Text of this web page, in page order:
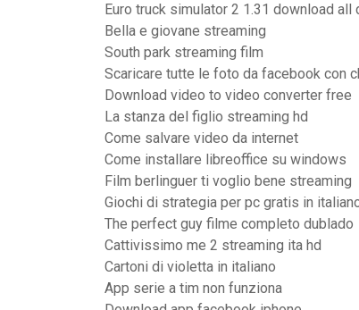
Euro truck simulator 2 1.31 download all
Bella e giovane streaming
South park streaming film
Scaricare tutte le foto da facebook con
Download video to video converter free
La stanza del figlio streaming hd
Come salvare video da internet
Come installare libreoffice su windows
Film berlinguer ti voglio bene streaming
Giochi di strategia per pc gratis in
The perfect guy filme completo dublado
Cattivissimo me 2 streaming ita hd
Cartoni di violetta in italiano
App serie a tim non funziona